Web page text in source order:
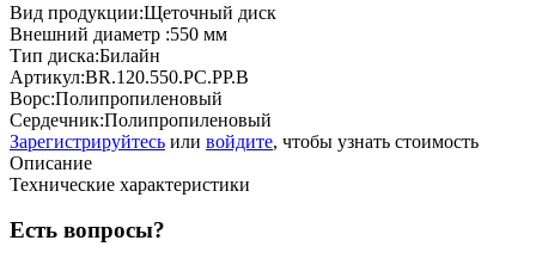
Вид продукции:Щеточный диск
Внешний диаметр :550 мм
Тип диска:Билайн
Артикул:BR.120.550.PC.PP.B
Ворс:Полипропиленовый
Сердечник:Полипропиленовый
Зарегистрируйтесь или войдите, чтобы узнать стоимость
Описание
Технические характеристики
Есть вопросы?